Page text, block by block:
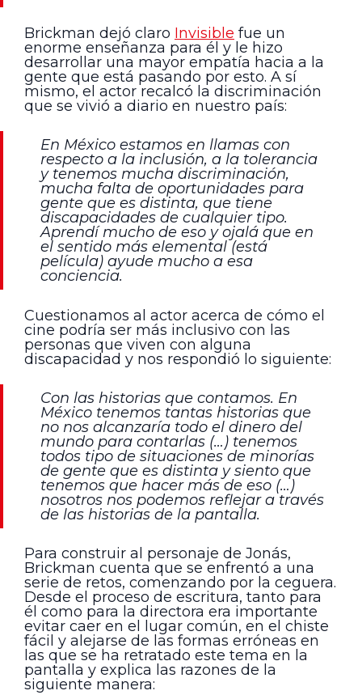
Brickman dejó claro Invisible fue un
enorme enseñanza para él y le hizo
desarrollar una mayor empatía hacia a la
gente que está pasando por esto. A sí
mismo, el actor recalcó la discriminación
que se vivió a diario en nuestro país:
En México estamos en llamas con
respecto a la inclusión, a la tolerancia
y tenemos mucha discriminación,
mucha falta de oportunidades para
gente que es distinta, que tiene
discapacidades de cualquier tipo.
Aprendí mucho de eso y ojalá que en
el sentido más elemental (está
película) ayude mucho a esa
conciencia.
Cuestionamos al actor acerca de cómo el
cine podría ser más inclusivo con las
personas que viven con alguna
discapacidad y nos respondió lo siguiente:
Con las historias que contamos. En
México tenemos tantas historias que
no nos alcanzaría todo el dinero del
mundo para contarlas (…) tenemos
todos tipo de situaciones de minorías
de gente que es distinta y siento que
tenemos que hacer más de eso (…)
nosotros nos podemos reflejar a través
de las historias de la pantalla.
Para construir al personaje de Jonás,
Brickman cuenta que se enfrentó a una
serie de retos, comenzando por la ceguera.
Desde el proceso de escritura, tanto para
él como para la directora era importante
evitar caer en el lugar común, en el chiste
fácil y alejarse de las formas erróneas en
las que se ha retratado este tema en la
pantalla y explica las razones de la
siguiente manera: